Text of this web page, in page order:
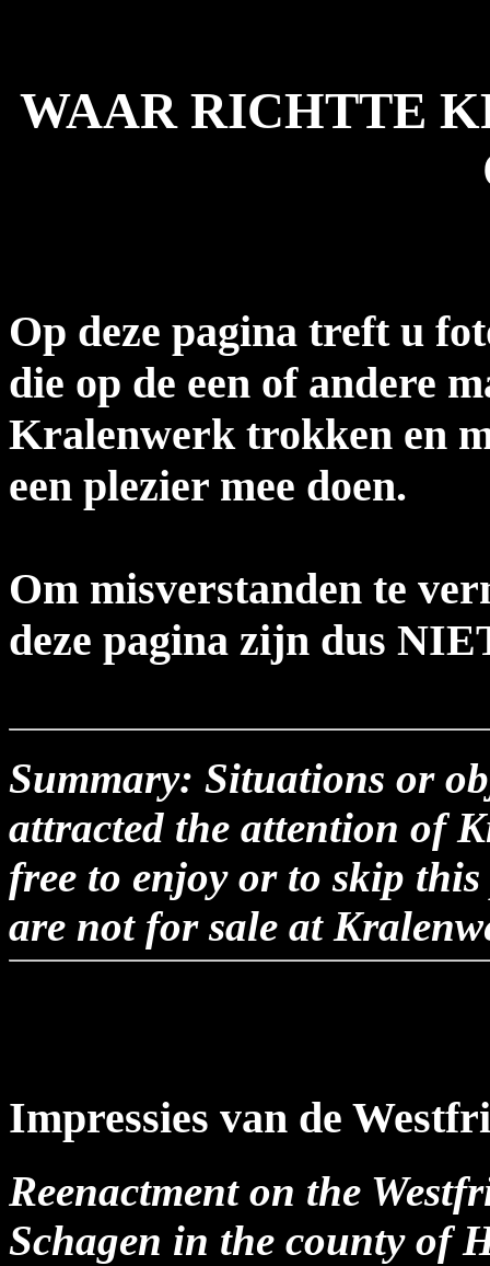
WAAR RICHTTE
Op deze pagina treft u
die op de een of andere
Kralenwerk trokken en
een plezier mee doen.
Om misverstanden te
deze pagina zijn dus
Summary: Situations or
attracted the attention of
free to enjoy or to skip
are not for sale at
Impressies van de
Reenactment on the
Schagen in the county of